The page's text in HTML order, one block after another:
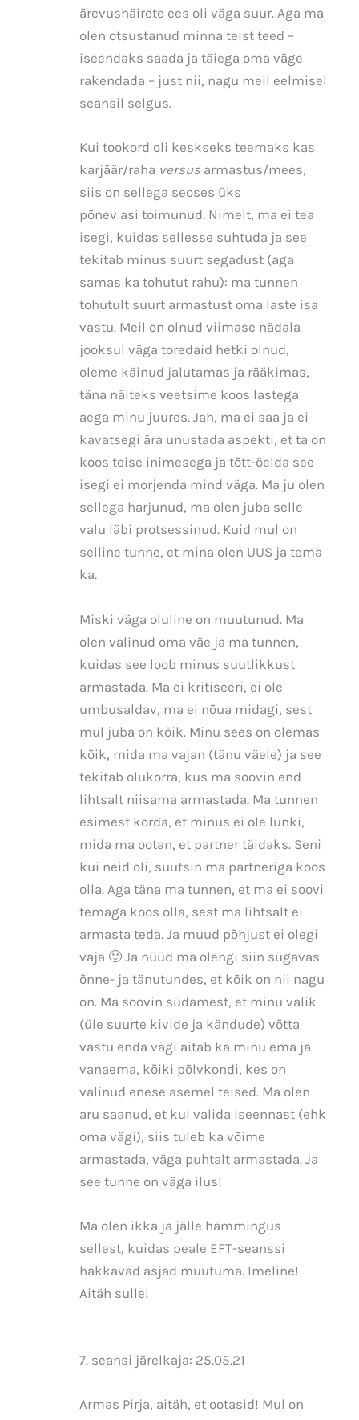
ärevushäirete ees oli väga suur. Aga ma
olen otsustanud minna teist teed –
iseendaks saada ja täiega oma väge
rakendada – just nii, nagu meil eelmisel
seansil selgus.
Kui tookord oli keskseks teemaks kas
karjäär/raha versus armastus/mees,
siis on sellega seoses üks
põnev asi toimunud. Nimelt, ma ei tea
isegi, kuidas sellesse suhtuda ja see
tekitab minus suurt segadust (aga
samas ka tohutut rahu): ma tunnen
tohutult suurt armastust oma laste isa
vastu. Meil on olnud viimase nädala
jooksul väga toredaid hetki olnud,
oleme käinud jalutamas ja rääkimas,
täna näiteks veetsime koos lastega
aega minu juures. Jah, ma ei saa ja ei
kavatsegi ära unustada aspekti, et ta on
koos teise inimesega ja tõtt-öelda see
isegi ei morjenda mind väga. Ma ju olen
sellega harjunud, ma olen juba selle
valu läbi protsessinud. Kuid mul on
selline tunne, et mina olen UUS ja tema
ka.
Miski väga oluline on muutunud. Ma
olen valinud oma väe ja ma tunnen,
kuidas see loob minus suutlikkust
armastada. Ma ei kritiseeri, ei ole
umbusaldav, ma ei nõua midagi, sest
mul juba on kõik. Minu sees on olemas
kõik, mida ma vajan (tänu väele) ja see
tekitab olukorra, kus ma soovin end
lihtsalt niisama armastada. Ma tunnen
esimest korda, et minus ei ole lünki,
mida ma ootan, et partner täidaks. Seni
kui neid oli, suutsin ma partneriga koos
olla. Aga täna ma tunnen, et ma ei soovi
temaga koos olla, sest ma lihtsalt ei
armasta teda. Ja muud põhjust ei olegi
vaja 🙂 Ja nüüd ma olengi siin sügavas
õnne- ja tänutundes, et kõik on nii nagu
on. Ma soovin südamest, et minu valik
(üle suurte kivide ja kändude) võtta
vastu enda vägi aitab ka minu ema ja
vanaema, kõiki põlvkondi, kes on
valinud enese asemel teised. Ma olen
aru saanud, et kui valida iseennast (ehk
oma vägi), siis tuleb ka võime
armastada, väga puhtalt armastada. Ja
see tunne on väga ilus!
Ma olen ikka ja jälle hämmingus
sellest, kuidas peale EFT-seanssi
hakkavad asjad muutuma. Imeline!
Aitäh sulle!
7. seansi järelkaja: 25.05.21
Armas Pirja, aitäh, et ootasid! Mul on